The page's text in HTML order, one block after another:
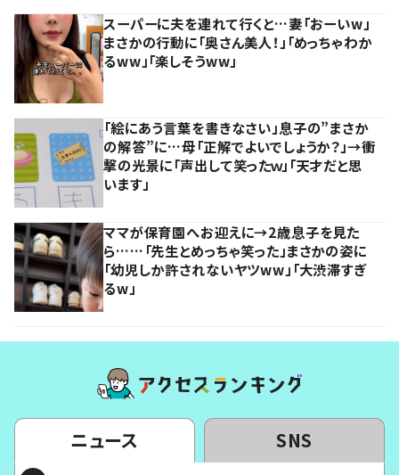
スーパーに夫を連れて行くと…妻「おーいw」
まさかの行動に「奥さん美人！」「めっちゃわか
るww」「楽しそうww」
「絵にあう言葉を書きなさい」息子の”まさか
の解答”に…母「正解でよいでしょうか？」→衝
撃の光景に「声出して笑ったｗ」「天才だと思
います」
ママが保育園へお迎えに→2歳息子を見た
ら……「先生とめっちゃ笑った」まさかの姿に
「幼児しか許されないヤツww」「大渋滞すぎ
るw」
ニュース SNS